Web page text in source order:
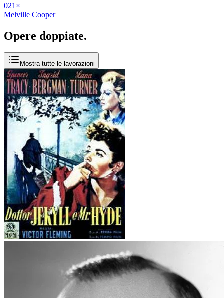
021 ×
Melville Cooper
Opere doppiate.
Mostra tutte le lavorazioni